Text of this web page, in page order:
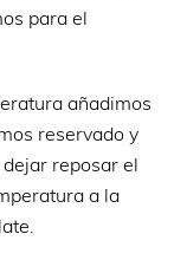
para el
añadimos
reservado y
reposar el
a la